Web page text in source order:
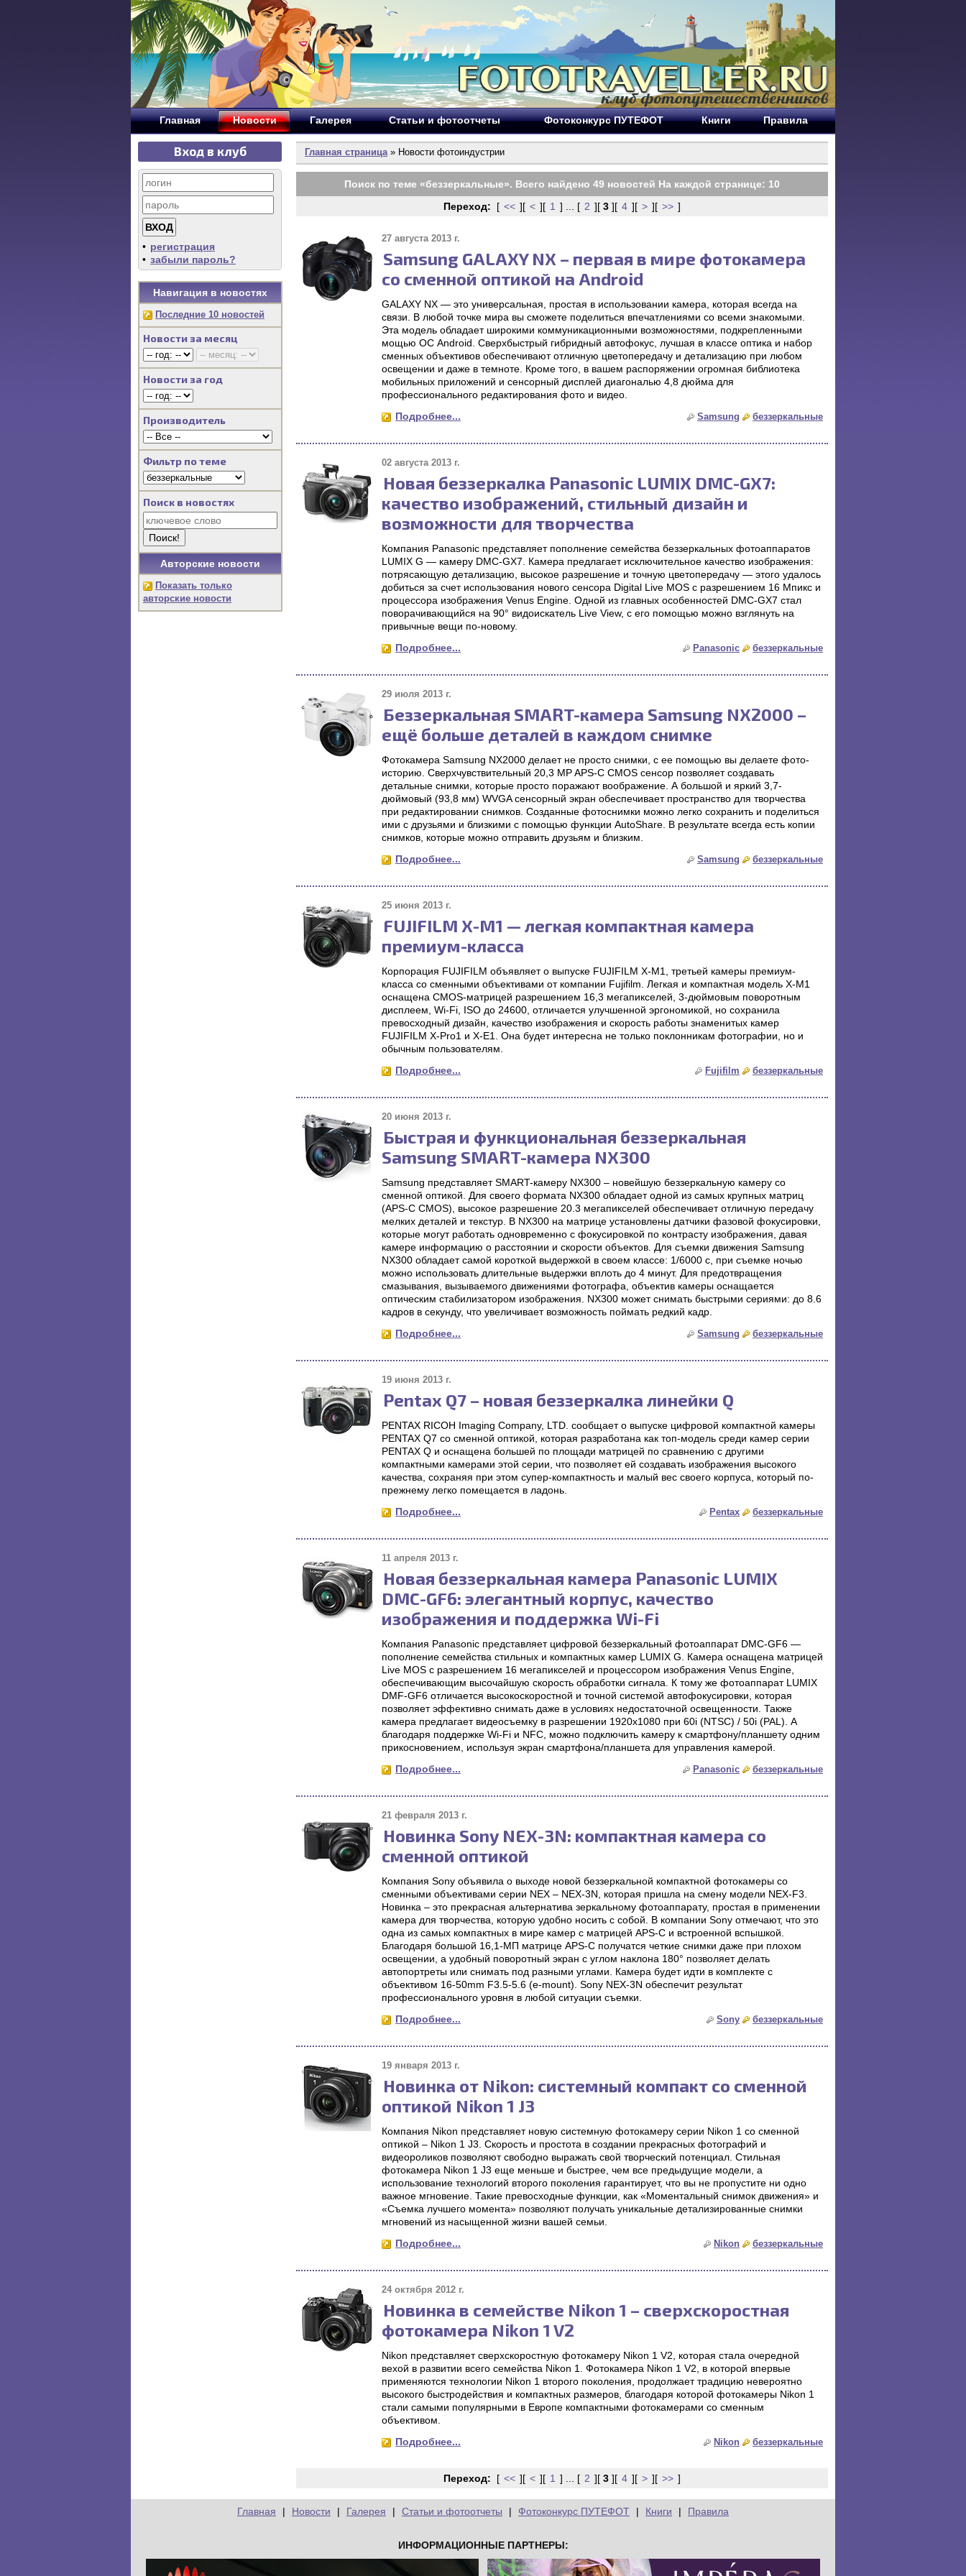
Главная Новости Галерея Статьи и фотоотчеты Фотоконкурс ПУТЕФОТ Книги Правила
Вход в клуб
• регистрация
• забыли пароль?
Навигация в новостях
Последние 10 новостей
Новости за месяц
Новости за год
Производитель
Фильтр по теме
Поиск в новостях
Авторские новости
Показать только
авторские новости
Главная страница» Новости фотоиндустрии
Поиск по теме «беззеркальные». Всего найдено 49 новостей На каждой странице: 10
Переход: [ << ][ < ][ 1 ] ... [ 2 ][ 3 ][ 4 ][ > ][ >> ]
27 августа 2013 г.
Samsung GALAXY NX – первая в мире фотокамера
со сменной оптикой на Android
GALAXY NX — это универсальная, простая в использовании камера, которая всегда на
связи. В любой точке мира вы сможете поделиться впечатлениями со всеми знакомыми.
Эта модель обладает широкими коммуникационными возможностями, подкрепленными
мощью ОС Android. Сверхбыстрый гибридный автофокус, лучшая в классе оптика и набор
сменных объективов обеспечивают отличную цветопередачу и детализацию при любом
освещении и даже в темноте. Кроме того, в вашем распоряжении огромная библиотека
мобильных приложений и сенсорный дисплей диагональю 4,8 дюйма для
профессионального редактирования фото и видео.
Подробнее...
Samsung беззеркальные
02 августа 2013 г.
Новая беззеркалка Panasonic LUMIX DMC-GX7:
качество изображений, стильный дизайн и
возможности для творчества
Компания Panasonic представляет пополнение семейства беззеркальных фотоаппаратов
LUMIX G — камеру DMC-GX7. Камера предлагает исключительное качество изображения:
потрясающую детализацию, высокое разрешение и точную цветопередачу — этого удалось
добиться за счет использования нового сенсора Digital Live MOS с разрешением 16 Мпикс и
процессора изображения Venus Engine. Одной из главных особенностей DMC-GX7 стал
поворачивающийся на 90° видоискатель Live View, с его помощью можно взглянуть на
привычные вещи по-новому.
Подробнее...
Panasonic беззеркальные
29 июля 2013 г.
Беззеркальная SMART-камера Samsung NX2000 –
ещё больше деталей в каждом снимке
Фотокамера Samsung NX2000 делает не просто снимки, с ее помощью вы делаете фото-
историю. Сверхчувствительный 20,3 MP APS-C CMOS сенсор позволяет создавать
детальные снимки, которые просто поражают воображение. А большой и яркий 3,7-
дюймовый (93,8 мм) WVGA сенсорный экран обеспечивает пространство для творчества
при редактировании снимков. Созданные фотоснимки можно легко сохранить и поделиться
ими с друзьями и близкими с помощью функции AutoShare. В результате всегда есть копии
снимков, которые можно отправить друзьям и близким.
Подробнее...
Samsung беззеркальные
25 июня 2013 г.
FUJIFILM X-M1 — легкая компактная камера
премиум-класса
Корпорация FUJIFILM объявляет о выпуске FUJIFILM X-M1, третьей камеры премиум-
класса со сменными объективами от компании Fujifilm. Легкая и компактная модель X-M1
оснащена CMOS-матрицей разрешением 16,3 мегапикселей, 3-дюймовым поворотным
дисплеем, Wi-Fi, ISO до 24600, отличается улучшенной эргономикой, но сохранила
превосходный дизайн, качество изображения и скорость работы знаменитых камер
FUJIFILM X-Pro1 и X-E1. Она будет интересна не только поклонникам фотографии, но и
обычным пользователям.
Подробнее...
Fujifilm беззеркальные
20 июня 2013 г.
Быстрая и функциональная беззеркальная
Samsung SMART-камера NX300
Samsung представляет SMART-камеру NX300 – новейшую беззеркальную камеру со
сменной оптикой. Для своего формата NX300 обладает одной из самых крупных матриц
(APS-C CMOS), высокое разрешение 20.3 мегапикселей обеспечивает отличную передачу
мелких деталей и текстур. В NX300 на матрице установлены датчики фазовой фокусировки,
которые могут работать одновременно с фокусировкой по контрасту изображения, давая
камере информацию о расстоянии и скорости объектов. Для съемки движения Samsung
NX300 обладает самой короткой выдержкой в своем классе: 1/6000 с, при съемке ночью
можно использовать длительные выдержки вплоть до 4 минут. Для предотвращения
смазывания, вызываемого движениями фотографа, объектив камеры оснащается
оптическим стабилизатором изображения. NX300 может снимать быстрыми сериями: до 8.6
кадров в секунду, что увеличивает возможность поймать редкий кадр.
Подробнее...
Samsung беззеркальные
19 июня 2013 г.
Pentax Q7 – новая беззеркалка линейки Q
PENTAX RICOH Imaging Company, LTD. сообщает о выпуске цифровой компактной камеры
PENTAX Q7 со сменной оптикой, которая разработана как топ-модель среди камер серии
PENTAX Q и оснащена большей по площади матрицей по сравнению с другими
компактными камерами этой серии, что позволяет ей создавать изображения высокого
качества, сохраняя при этом супер-компактность и малый вес своего корпуса, который по-
прежнему легко помещается в ладонь.
Подробнее...
Pentax беззеркальные
11 апреля 2013 г.
Новая беззеркальная камера Panasonic LUMIX
DMC-GF6: элегантный корпус, качество
изображения и поддержка Wi-Fi
Компания Panasonic представляет цифровой беззеркальный фотоаппарат DMC-GF6 —
пополнение семейства стильных и компактных камер LUMIX G. Камера оснащена матрицей
Live MOS с разрешением 16 мегапикселей и процессором изображения Venus Engine,
обеспечивающим высочайшую скорость обработки сигнала. К тому же фотоаппарат LUMIX
DMF-GF6 отличается высокоскоростной и точной системой автофокусировки, которая
позволяет эффективно снимать даже в условиях недостаточной освещенности. Также
камера предлагает видеосъемку в разрешении 1920x1080 при 60i (NTSC) / 50i (PAL). А
благодаря поддержке Wi-Fi и NFC, можно подключить камеру к смартфону/планшету одним
прикосновением, используя экран смартфона/планшета для управления камерой.
Подробнее...
Panasonic беззеркальные
21 февраля 2013 г.
Новинка Sony NEX-3N: компактная камера со
сменной оптикой
Компания Sony объявила о выходе новой беззеркальной компактной фотокамеры со
сменными объективами серии NEX – NEX-3N, которая пришла на смену модели NEX-F3.
Новинка – это прекрасная альтернатива зеркальному фотоаппарату, простая в применении
камера для творчества, которую удобно носить с собой. В компании Sony отмечают, что это
одна из самых компактных в мире камер с матрицей APS-C и встроенной вспышкой.
Благодаря большой 16,1-МП матрице APS-C получатся четкие снимки даже при плохом
освещении, а удобный поворотный экран с углом наклона 180° позволяет делать
автопортреты или снимать под разными углами. Камера будет идти в комплекте с
объективом 16-50mm F3.5-5.6 (e-mount). Sony NEX-3N обеспечит результат
профессионального уровня в любой ситуации съемки.
Подробнее...
Sony беззеркальные
19 января 2013 г.
Новинка от Nikon: системный компакт со сменной
оптикой Nikon 1 J3
Компания Nikon представляет новую системную фотокамеру серии Nikon 1 со сменной
оптикой – Nikon 1 J3. Скорость и простота в создании прекрасных фотографий и
видеороликов позволяют свободно выражать свой творческий потенциал. Стильная
фотокамера Nikon 1 J3 еще меньше и быстрее, чем все предыдущие модели, а
использование технологий второго поколения гарантирует, что вы не пропустите ни одно
важное мгновение. Такие превосходные функции, как «Моментальный снимок движения» и
«Съемка лучшего момента» позволяют получать уникальные детализированные снимки
мгновений из насыщенной жизни вашей семьи.
Подробнее...
Nikon беззеркальные
24 октября 2012 г.
Новинка в семействе Nikon 1 – сверхскоростная
фотокамера Nikon 1 V2
Nikon представляет сверхскоростную фотокамеру Nikon 1 V2, которая стала очередной
вехой в развитии всего семейства Nikon 1. Фотокамера Nikon 1 V2, в которой впервые
применяются технологии Nikon 1 второго поколения, продолжает традицию невероятно
высокого быстродействия и компактных размеров, благодаря которой фотокамеры Nikon 1
стали самыми популярными в Европе компактными фотокамерами со сменным
объективом.
Подробнее...
Nikon беззеркальные
Переход: [ << ][ < ][ 1 ] ... [ 2 ][ 3 ][ 4 ][ > ][ >> ]
Главная | Новости | Галерея | Статьи и фотоотчеты | Фотоконкурс ПУТЕФОТ | Книги | Правила
ИНФОРМАЦИОННЫЕ ПАРТНЕРЫ: